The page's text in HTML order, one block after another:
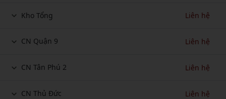
Kho Tổng Liên hệ
CN Quận 9 Liên hệ
CN Tân Phú 2 Liên hệ
CN Thủ Đức Liên hệ